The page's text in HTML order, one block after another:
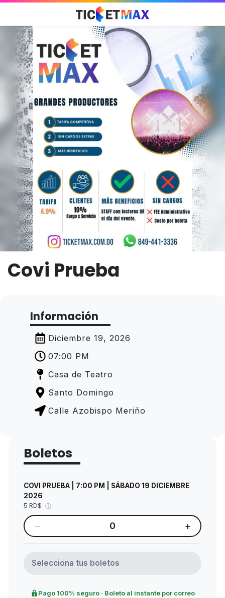
Covi Prueba
Información
Diciembre 19, 2026
07:00 PM
Casa de Teatro
Santo Domingo
Calle Azobispo Meriño
Boletos
COVI PRUEBA | 7:00 PM | SÁBADO 19 DICIEMBRE
2026
5 RD$ ⓘ
− 0 +
Selecciona tus boletos
Pago 100% seguro · Boleto al instante por correo